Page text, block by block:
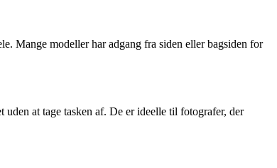
Mange modeller har adgang fra siden eller bagsiden for
at tage tasken af. De er ideelle til fotografer, der